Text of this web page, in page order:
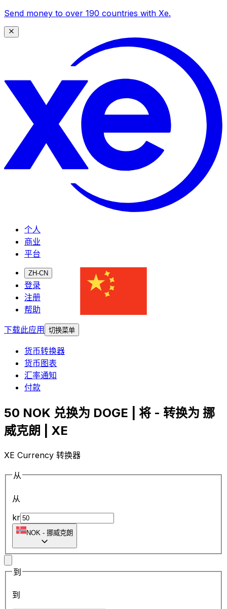
Send money to over 190 countries with Xe.
个人
商业
平台
ZH-CN
登录
注册
帮助
下载此应用
切换菜单
货币转换器
货币图表
汇率通知
付款
50 NOK 兑换为 DOGE | 将 - 转换为 挪
威克朗 | XE
XE Currency 转换器
从
从
kr
NOK - 挪威克朗
到
到